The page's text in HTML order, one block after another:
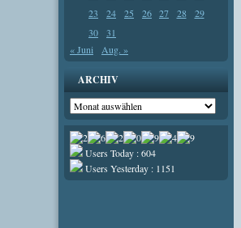
23
24 25 26 27 28
29
30
31
« Juni
Aug. »
ARCHIV
Archiv
Users Today : 604
Users Yesterday : 1151